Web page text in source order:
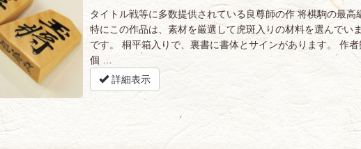
タイトル戦等に多数提供されている良尊師の作 将棋駒の最高
特にこの作品は、素材を厳選して虎斑入りの材料を選んでい
です。 桐平箱入りで、裏書に書体とサインがあります。 作
個 …
詳細表示